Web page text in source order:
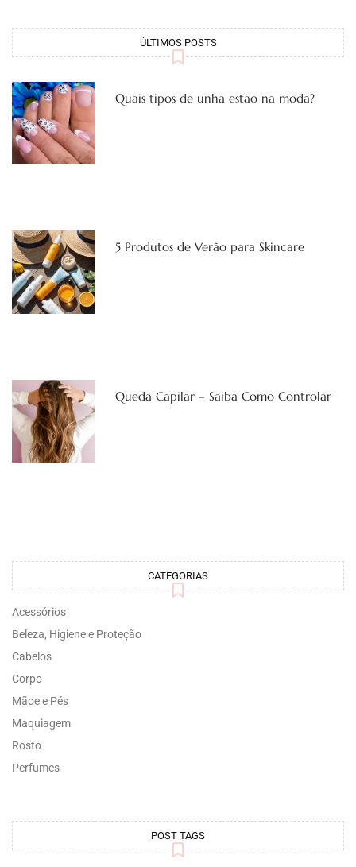
ÚLTIMOS POSTS
Quais tipos de unha estão na moda?
5 Produtos de Verão para Skincare
Queda Capilar – Saiba Como Controlar
CATEGORIAS
Acessórios
Beleza, Higiene e Proteção
Cabelos
Corpo
Mãoe e Pés
Maquiagem
Rosto
Perfumes
POST TAGS